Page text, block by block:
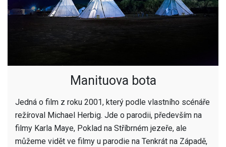
Manituova bota
Jedná o film z roku 2001, který podle vlastního scénáře
režíroval Michael Herbig. Jde o parodii, především na
filmy Karla Maye, Poklad na Stříbrném jezeře, ale
můžeme vidět ve filmy u parodie na Tenkrát na Západě,